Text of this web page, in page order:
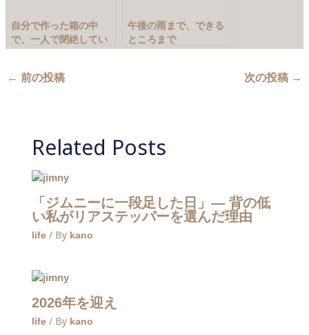
自分で作った箱の中
で、一人で閉絶してい
午後の雨まで、できる
ところまで
← 前の投稿 次の投稿 →
Related Posts
「ジムニーに一段足した日」― 背の低
い私がリアステッパーを選んだ理由
life/ By kano
2026年を迎え
life/ By kano